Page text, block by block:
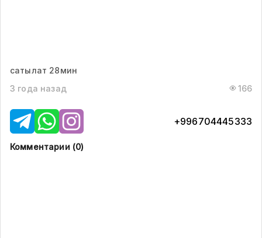
сатылат 28мин
3 года назад
166
+996704445333
Комментарии (0)